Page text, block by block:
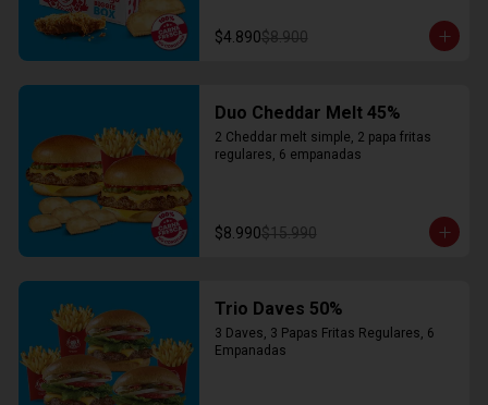
$4.890$8.900
Duo Cheddar Melt 45%
2 Cheddar melt simple, 2 papa fritas
regulares, 6 empanadas
$8.990$15.990
Trio Daves 50%
3 Daves, 3 Papas Fritas Regulares, 6
Empanadas